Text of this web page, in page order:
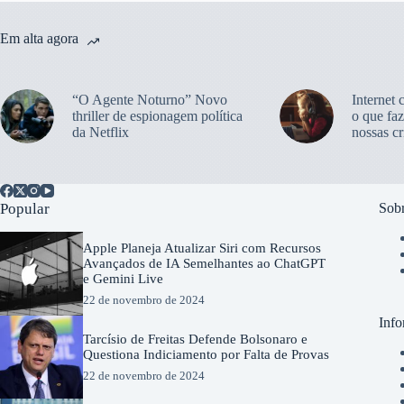
Em alta agora
“O Agente Noturno” Novo
thriller de espionagem política
da Netflix
Internet
o que
nossas
Popular
Apple Planeja Atualizar Siri com Recursos
Avançados de IA Semelhantes ao ChatGPT
e Gemini Live
22 de novembro de 2024
Tarcísio de Freitas Defende Bolsonaro e
Questiona Indiciamento por Falta de Provas
22 de novembro de 2024